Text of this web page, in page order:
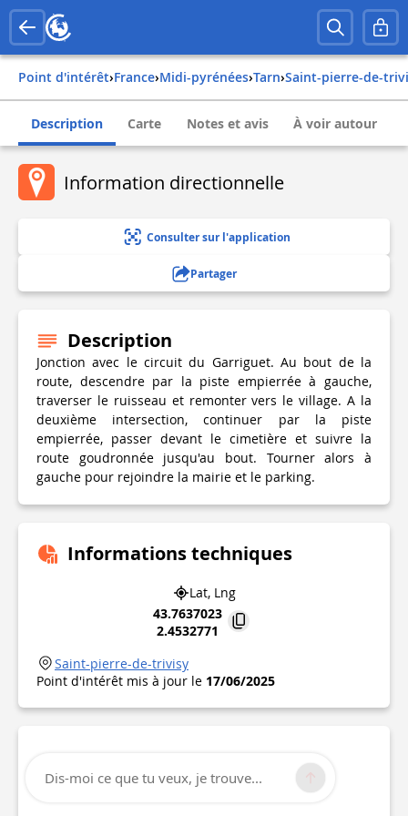
Point d'intérêt› france› midi-pyrénées› tarn› saint-pierre-de-
Description Carte Notes et avis À voir autour
Information directionnelle
Consulter sur l'application
Partager
Description
Jonction avec le circuit du Garriguet. Au bout de la
route, descendre par la piste empierrée à gauche,
traverser le ruisseau et remonter vers le village. A la
deuxième intersection, continuer par la piste
empierrée, passer devant le cimetière et suivre la
route goudronnée jusqu'au bout. Tourner alors à
gauche pour rejoindre la mairie et le parking.
Informations techniques
Lat, Lng
43.7637023
2.4532771
Saint-pierre-de-trivisy
Point d'intérêt mis à jour le 17/06/2025
Dis-moi ce que tu veux, je trouve...